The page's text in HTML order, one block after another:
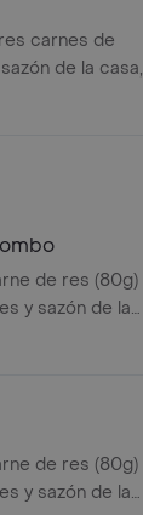
carnes de
de la casa,
asada,
de res (80g)
y sazón de la
y queso
de res (80g)
y sazón de la